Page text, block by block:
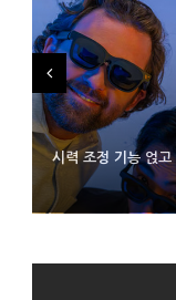
시력 조정 기능 얹고
D램 부족에 10억
300~400